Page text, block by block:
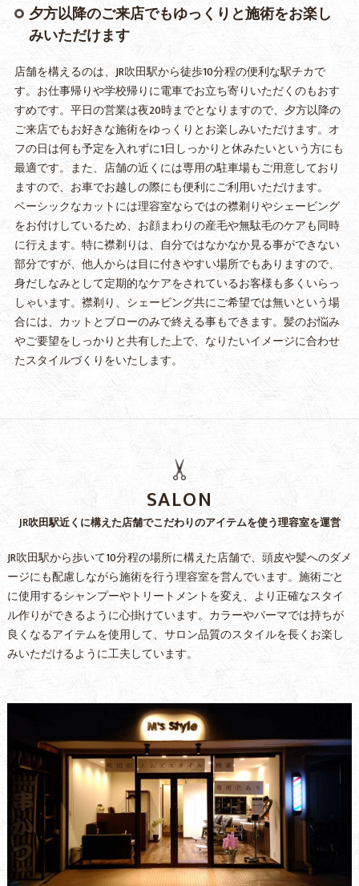
夕方以降のご来店でもゆっくりと施術をお楽し
みいただけます
店舗を構えるのは、JR吹田駅から徒歩10分程の便利な駅チカで
す。お仕事帰りや学校帰りに電車でお立ち寄りいただくのもおす
すめです。平日の営業は夜20時までとなりますので、夕方以降の
ご来店でもお好きな施術をゆっくりとお楽しみいただけます。オ
フの日は何も予定を入れずに1日しっかりと休みたいという方にも
最適です。また、店舗の近くには専用の駐車場もご用意しており
ますので、お車でお越しの際にも便利にご利用いただけます。
ベーシックなカットには理容室ならではの襟剃りやシェービング
をお付けしているため、お顔まわりの産毛や無駄毛のケアも同時
に行えます。特に襟剃りは、自分ではなかなか見る事ができない
部分ですが、他人からは目に付きやすい場所でもありますので、
身だしなみとして定期的なケアをされているお客様も多くいらっ
しゃいます。襟剃り、シェービング共にご希望では無いという場
合には、カットとブローのみで終える事もできます。髪のお悩み
やご要望をしっかりと共有した上で、なりたいイメージに合わせ
たスタイルづくりをいたします。
JR吹田駅近くに構えた店舗でこだわりのアイテムを使う理容室を運営
SALON
JR吹田駅から歩いて10分程の場所に構えた店舗で、頭皮や髪へのダメ
ージにも配慮しながら施術を行う理容室を営んでいます。施術ごと
に使用するシャンプーやトリートメントを変え、より正確なスタイ
ル作りができるように心掛けています。カラーやパーマでは持ちが
良くなるアイテムを使用して、サロン品質のスタイルを長くお楽し
みいただけるように工夫しています。